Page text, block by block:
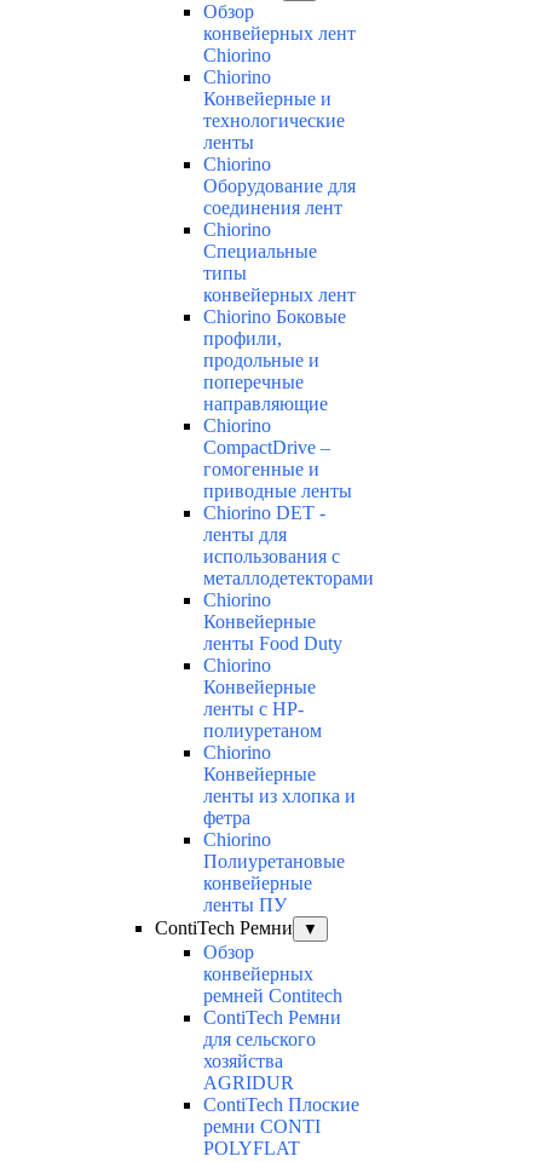
Обзор
конвейерных лент
Chiorino
Chiorino
Конвейерные и
технологические
ленты
Chiorino
Оборудование для
соединения лент
Chiorino
Специальные
типы
конвейерных лент
Chiorino Боковые
профили,
продольные и
поперечные
направляющие
Chiorino
CompactDrive –
гомогенные и
приводные ленты
Chiorino DET -
ленты для
использования с
металлодетекторами
Chiorino
Конвейерные
ленты Food Duty
Chiorino
Конвейерные
ленты с НР-
полиуретаном
Chiorino
Конвейерные
ленты из хлопка и
фетра
Chiorino
Полиуретановые
конвейерные
ленты ПУ
ContiTech Ремни
▼
Обзор
конвейерных
ремней Contitech
ContiTech Ремни
для сельского
хозяйства
AGRIDUR
ContiTech Плоские
ремни CONTI
POLYFLAT